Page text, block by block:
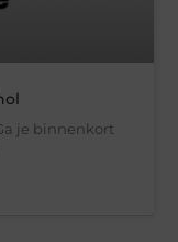
je binnenkort